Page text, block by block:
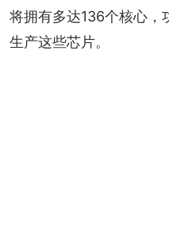
将拥有多达136个核心
生产这些芯片。